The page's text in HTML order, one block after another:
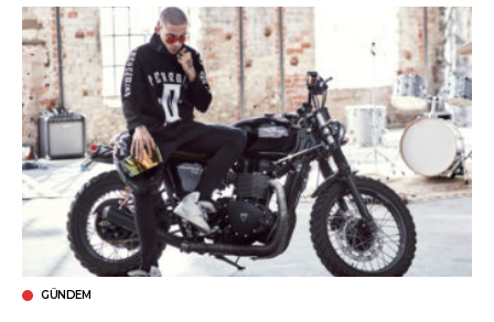
GÜNDEM